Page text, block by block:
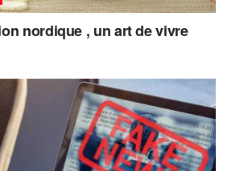
nordique , un art de vivre